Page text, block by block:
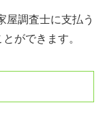
屋調査士に支払う
ができます。